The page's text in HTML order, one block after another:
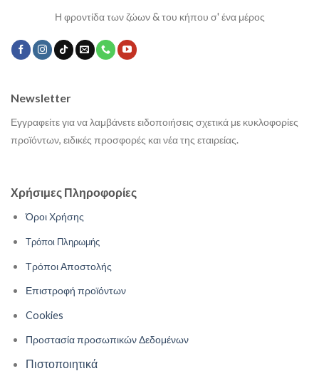
Η φροντίδα των ζώων & του κήπου σ' ένα μέρος
Χρήσιμες Πληροφορίες
Όροι Χρήσης
Τρόποι Πληρωμής
Τρόποι Αποστολής
Επιστροφή προϊόντων
Cookies
Προστασία προσωπικών Δεδομένων
Πιστοποιητικά
Newsletter
Εγγραφείτε για να λαμβάνετε ειδοποιήσεις σχετικά με κυκλοφορίες
προϊόντων, ειδικές προσφορές και νέα της εταιρείας.